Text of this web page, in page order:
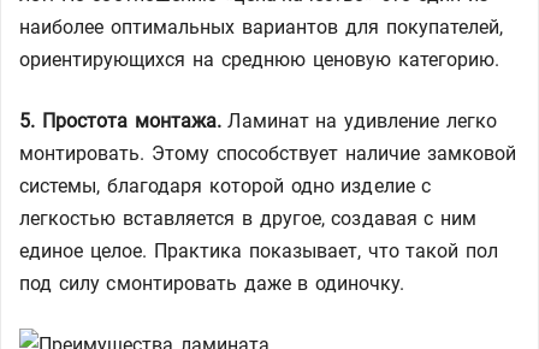
наиболее оптимальных вариантов для покупателей,
ориентирующихся на среднюю ценовую категорию.
5. Простота монтажа.Ламинат на удивление легко
монтировать. Этому способствует наличие замковой
системы, благодаря которой одно изделие с
легкостью вставляется в другое, создавая с ним
единое целое. Практика показывает, что такой пол
под силу смонтировать даже в одиночку.